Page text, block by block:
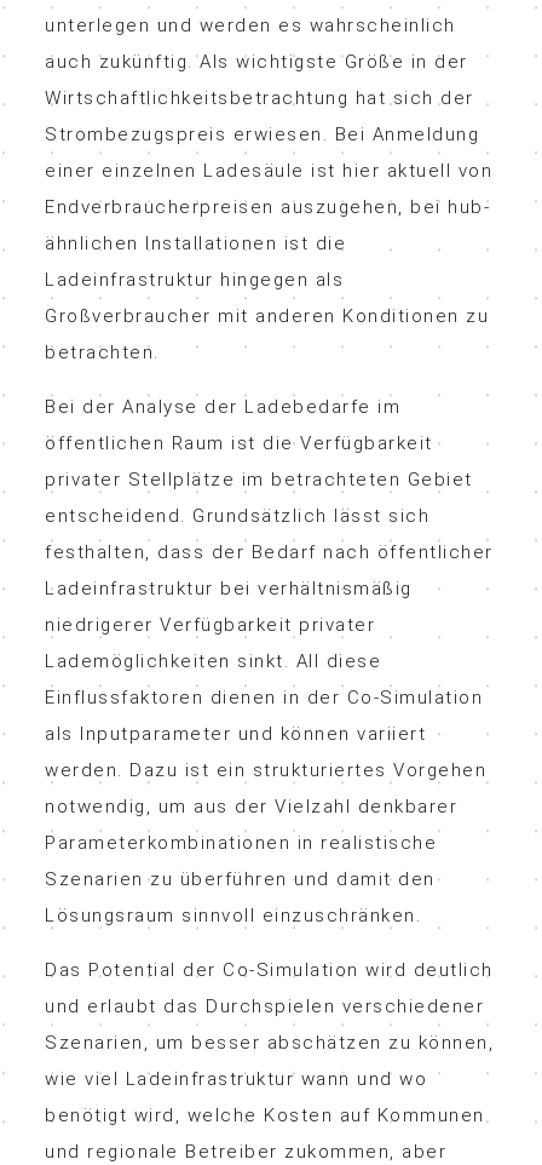
unterlegen und werden es wahrscheinlich
auch zukünftig. Als wichtigste Größe in der
Wirtschaftlichkeitsbetrachtung hat sich der
Strombezugspreis erwiesen. Bei Anmeldung
einer einzelnen Ladesäule ist hier aktuell von
Endverbraucherpreisen auszugehen, bei hub-
ähnlichen Installationen ist die
Ladeinfrastruktur hingegen als
Großverbraucher mit anderen Konditionen zu
betrachten.
Bei der Analyse der Ladebedarfe im
öffentlichen Raum ist die Verfügbarkeit
privater Stellplätze im betrachteten Gebiet
entscheidend. Grundsätzlich lässt sich
festhalten, dass der Bedarf nach öffentlicher
Ladeinfrastruktur bei verhältnismäßig
niedrigerer Verfügbarkeit privater
Lademöglichkeiten sinkt. All diese
Einflussfaktoren dienen in der Co-Simulation
als Inputparameter und können variiert
werden. Dazu ist ein strukturiertes Vorgehen
notwendig, um aus der Vielzahl denkbarer
Parameterkombinationen in realistische
Szenarien zu überführen und damit den
Lösungsraum sinnvoll einzuschränken.
Das Potential der Co-Simulation wird deutlich
und erlaubt das Durchspielen verschiedener
Szenarien, um besser abschätzen zu können,
wie viel Ladeinfrastruktur wann und wo
benötigt wird, welche Kosten auf Kommunen
und regionale Betreiber zukommen, aber